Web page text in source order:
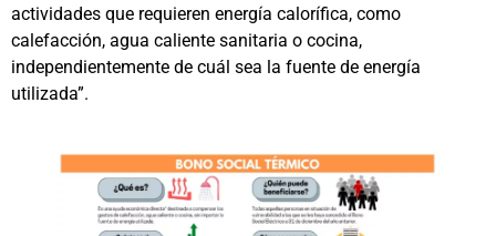
actividades que requieren energía calorífica, como
calefacción, agua caliente sanitaria o cocina,
independientemente de cuál sea la fuente de energía
utilizada”.